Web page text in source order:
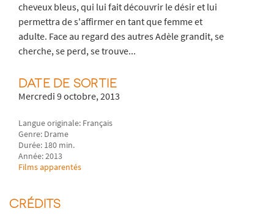
cheveux bleus, qui lui fait découvrir le désir et lui
permettra de s'affirmer en tant que femme et
adulte. Face au regard des autres Adèle grandit, se
cherche, se perd, se trouve...
DATE DE SORTIE
Mercredi 9 octobre, 2013
Langue originale: Français
Genre: Drame
Durée: 180 min.
Année: 2013
Films apparentés
CRÉDITS